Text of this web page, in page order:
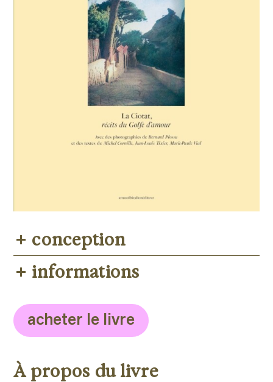
conception
Photographies : Bernard Plossu
informations
Format : 23,5 x 28,5 cm
Couverture souple
176 pages
NB et couleur
acheter le livre
À propos du livre